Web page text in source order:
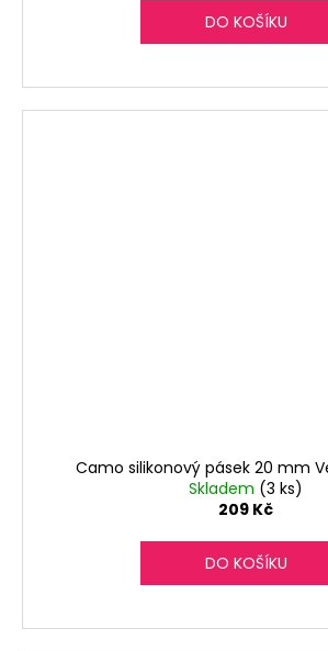
DO KOŠÍKU
Camo silikonový pásek 20 mm
Skladem (3 ks)
209 Kč
DO KOŠÍKU